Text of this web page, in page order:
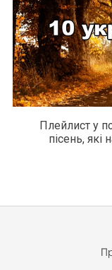
Плейлист у
пісень, які